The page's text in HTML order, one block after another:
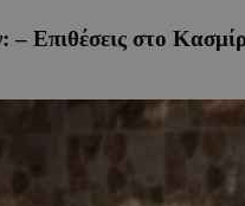
– Επιθέσεις στο